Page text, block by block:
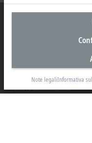
Beckhoff Automation s.r.l.
Via Luciano Manara, 2
20812 Limbiate, MB
Note legaliInformativa